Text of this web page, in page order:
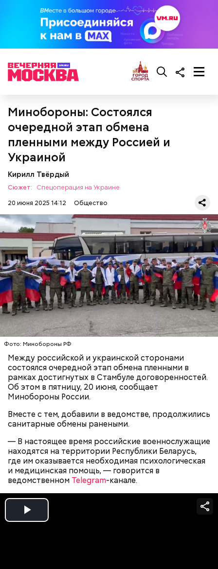
Минобороны: Состоялся
очередной этап обмена
пленными между Россией и
Украиной
Кирилл Твёрдый
Сюжет:
Спецоперация на Украине
20 июня 2025 14:12
Общество
Фото: Минобороны РФ
Между российской и украинской сторонами
состоялся очередной этап обмена пленными в
рамках достигнутых в Стамбуле договоренностей.
Об этом в пятницу, 20 июня, сообщает
Минобороны России.
Вместе с тем, добавили в ведомстве, продолжились
санитарные обмены ранеными.
— В настоящее время российские военнослужащие
находятся на территории Республики Беларусь,
где им оказывается необходимая психологическая
и медицинская помощь, — говорится в
ведомственном Telegram-канале.
Play
Ингредиенты:
брынза;
растительное масло;
помидоры черри либо грунтовые.
— Кабачки нужно натереть длинными слайсами
(это можно сделать на специальной терке),
похожими на спагетти, и уложить в противень.
Дальше нужно добавить немного растительного
масла, соль, а сверху бросить хаотично